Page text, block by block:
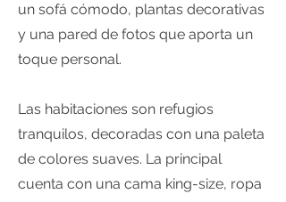
un sofá cómodo, plantas decorativas
y una pared de fotos que aporta un
toque personal.
Las habitaciones son refugios
tranquilos, decoradas con una paleta
de colores suaves. La principal
cuenta con una cama king-size, ropa